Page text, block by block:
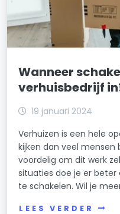
Wanneer
verhuisbedrijf
19 januari 2024
Verhuizen is een hele
kijken dan veel mensen
voordelig om dit werk
situaties doe je er
te schakelen. Wil je
LEES VERDER